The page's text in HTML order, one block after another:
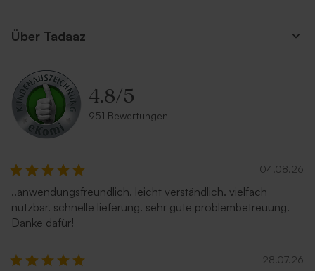
Über Tadaaz
4.8/5
951 Bewertungen
04.08.26
..anwendungsfreundlich. leicht verständlich. vielfach
nutzbar. schnelle lieferung. sehr gute problembetreuung.
Danke dafür!
28.07.26